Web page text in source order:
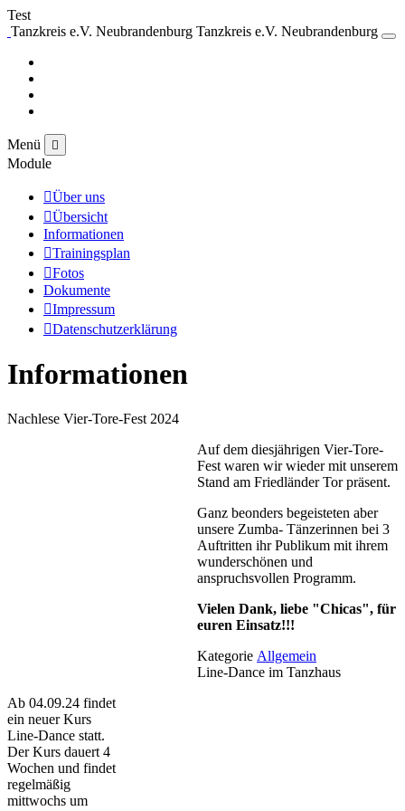
Test
Tanzkreis e.V. Neubrandenburg Tanzkreis e.V. Neubrandenburg
Menü
Module
Über uns
Übersicht
Informationen
Trainingsplan
Fotos
Dokumente
Impressum
Datenschutzerklärung
Informationen
Nachlese Vier-Tore-Fest 2024
Auf dem diesjährigen Vier-Tore-
Fest waren wir wieder mit unserem
Stand am Friedländer Tor präsent.
Ganz beonders begeisteten aber
unsere Zumba- Tänzerinnen bei 3
Auftritten ihr Publikum mit ihrem
wunderschönen und
anspruchsvollen Programm.
Vielen Dank, liebe "Chicas", für
euren Einsatz!!!
Kategorie Allgemein
Line-Dance im Tanzhaus
Ab 04.09.24 findet
ein neuer Kurs
Line-Dance statt.
Der Kurs dauert 4
Wochen und findet
regelmäßig
mittwochs um